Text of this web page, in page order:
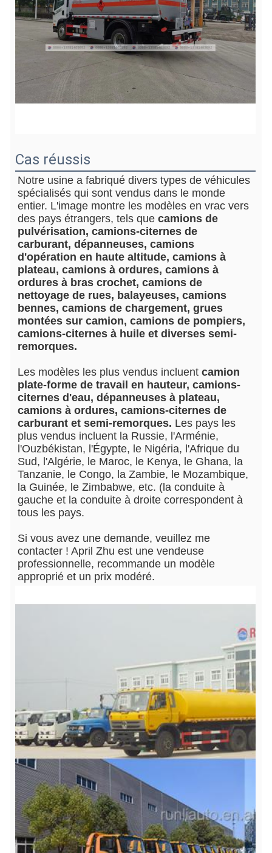
Cas réussis
Notre usine a fabriqué divers types de véhicules
spécialisés qui sont vendus dans le monde
entier. L'image montre les modèles en vrac vers
des pays étrangers, tels que camions de
pulvérisation, camions-citernes de
carburant, dépanneuses, camions
d'opération en haute altitude, camions à
plateau, camions à ordures, camions à
ordures à bras crochet, camions de
nettoyage de rues, balayeuses, camions
bennes, camions de chargement, grues
montées sur camion, camions de pompiers,
camions-citernes à huile et diverses semi-
remorques.
Les modèles les plus vendus incluent camion
plate-forme de travail en hauteur, camions-
citernes d'eau, dépanneuses à plateau,
camions à ordures, camions-citernes de
carburant et semi-remorques. Les pays les
plus vendus incluent la Russie, l'Arménie,
l'Ouzbékistan, l'Égypte, le Nigéria, l'Afrique du
Sud, l'Algérie, le Maroc, le Kenya, le Ghana, la
Tanzanie, le Congo, la Zambie, le Mozambique,
la Guinée, le Zimbabwe, etc. (la conduite à
gauche et la conduite à droite correspondent à
tous les pays.
Si vous avez une demande, veuillez me
contacter ! April Zhu est une vendeuse
professionnelle, recommande un modèle
approprié et un prix modéré.